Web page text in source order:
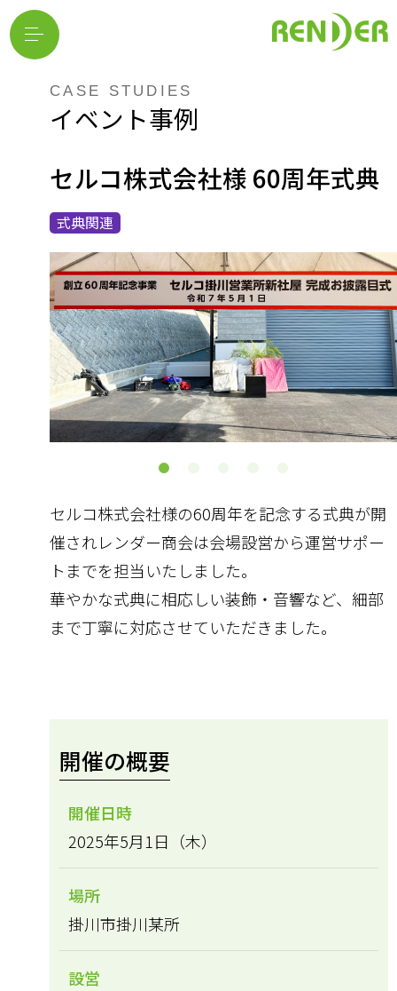
CASE STUDIES
イベント事例
セルコ株式会社様 60周年式典
式典関連
セルコ株式会社様の60周年を記念する式典が開
催されレンダー商会は会場設営から運営サポー
トまでを担当いたしました。
華やかな式典に相応しい装飾・音響など、細部
まで丁寧に対応させていただきました。
開催の概要
開催日時
2025年5月1日（木）
場所
掛川市掛川某所
設営